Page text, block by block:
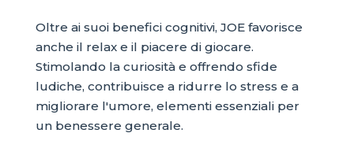
Oltre ai suoi benefici cognitivi, JOE favorisce
anche il relax e il piacere di giocare.
Stimolando la curiosità e offrendo sfide
ludiche, contribuisce a ridurre lo stress e a
migliorare l'umore, elementi essenziali per
un benessere generale.